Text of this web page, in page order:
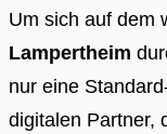
Um sich auf dem
Lampertheim
nur eine
digitalen Partner,